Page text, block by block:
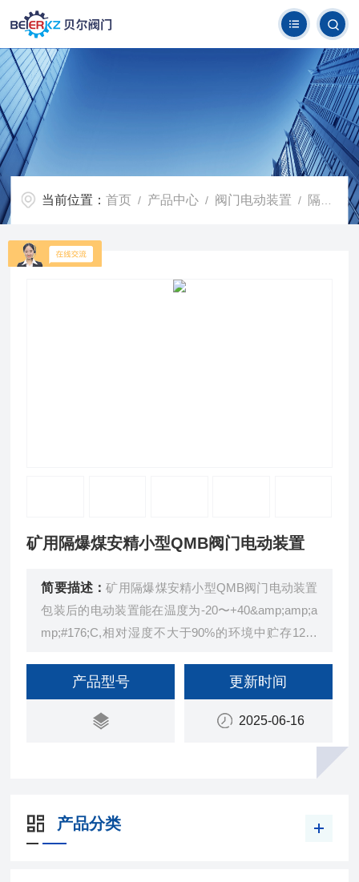
当前位置：首页 / 产品中心 / 阀门电动装置 / 隔爆型阀门电动装置
矿用隔爆煤安精小型QMB阀门电动装置
简要描述：矿用隔爆煤安精小型QMB阀门电动装置
包装后的电动装置能在温度为-20〜+40&amp;amp;a
mp;#176;C,相对湿度不大于90%的环境中贮存12个
产品型号 更新时间
2025-06-16
产品分类